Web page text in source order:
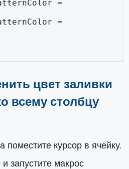
цвет заливки
всему столбцу
поместите курсор в ячейку.
запустите макрос